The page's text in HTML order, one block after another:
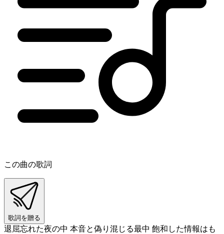
この曲の歌詞
歌詞を贈る
退屈忘れた夜の中 本音と偽り混じる最中 飽和した情報はも